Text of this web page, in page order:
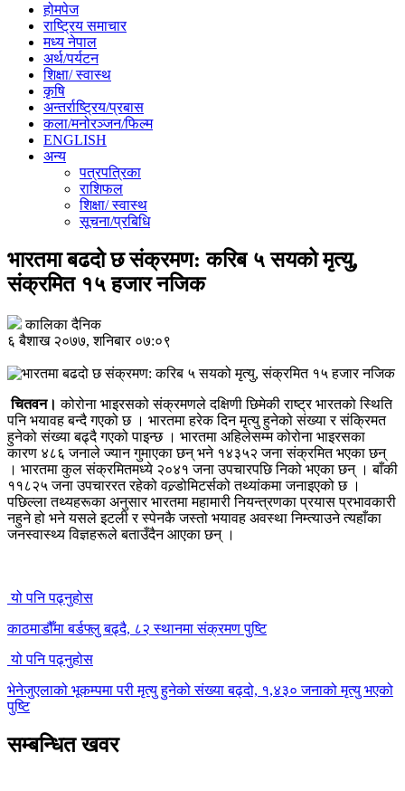
होमपेज
राष्ट्रिय समाचार
मध्य नेपाल
अर्थ/पर्यटन
शिक्षा/ स्वास्थ
कृषि
अन्तर्राष्ट्रिय/प्रबास
कला/मनोरञ्जन/फिल्म
ENGLISH
अन्य
पत्रपत्रिका
राशिफल
शिक्षा/ स्वास्थ
सूचना/प्रबिधि
भारतमा बढदो छ संक्रमण: करिब ५ सयको मृत्यु,
संक्रमित १५ हजार नजिक
कालिका दैनिक
६ बैशाख २०७७, शनिबार ०७:०९
चितवन।कोरोना भाइरसको संक्रमणले दक्षिणी छिमेकी राष्ट्र भारतको स्थिति
पनि भयावह बन्दै गएको छ । भारतमा हरेक दिन मृत्यु हुनेको संख्या र संक्रिमत
हुनेको संख्या बढ्दै गएको पाइन्छ । भारतमा अहिलेसम्म कोरोना भाइरसका
कारण ४८६ जनाले ज्यान गुमाएका छन् भने १४३५२ जना संक्रमित भएका छन्
। भारतमा कुल संक्रमितमध्ये २०४१ जना उपचारपछि निको भएका छन् । बाँकी
११८२५ जना उपचाररत रहेको वल्र्डोमिटर्सको तथ्यांकमा जनाइएको छ ।
पछिल्ला तथ्यहरूका अनुसार भारतमा महामारी नियन्त्रणका प्रयास प्रभावकारी
नहुने हो भने यसले इटली र स्पेनकै जस्तो भयावह अवस्था निम्त्याउने त्यहाँका
जनस्वास्थ्य विज्ञहरूले बताउँदैन आएका छन् ।
यो पनि पढ्नुहोस
काठमाडौँमा बर्डफ्लु बढ्दै, ८२ स्थानमा संक्रमण पुष्टि
यो पनि पढ्नुहोस
भेनेजुएलाको भूकम्पमा परी मृत्यु हुनेको संख्या बढ्दो, १,४३० जनाको मृत्यु भएको
पुष्टि
सम्बन्धित खवर